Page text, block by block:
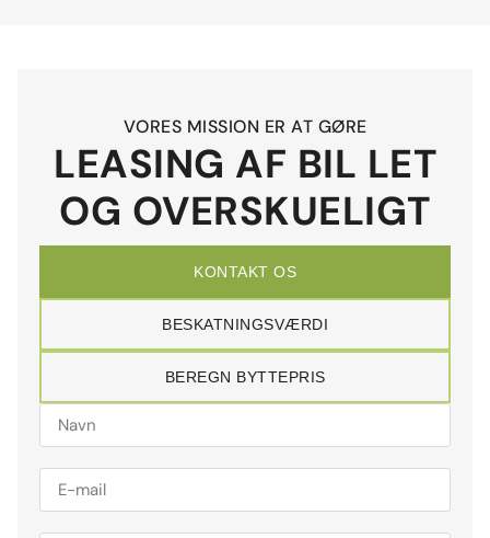
VORES MISSION ER AT GØRE
LEASING AF BIL LET
OG OVERSKUELIGT
KONTAKT OS
BESKATNINGSVÆRDI
BEREGN BYTTEPRIS